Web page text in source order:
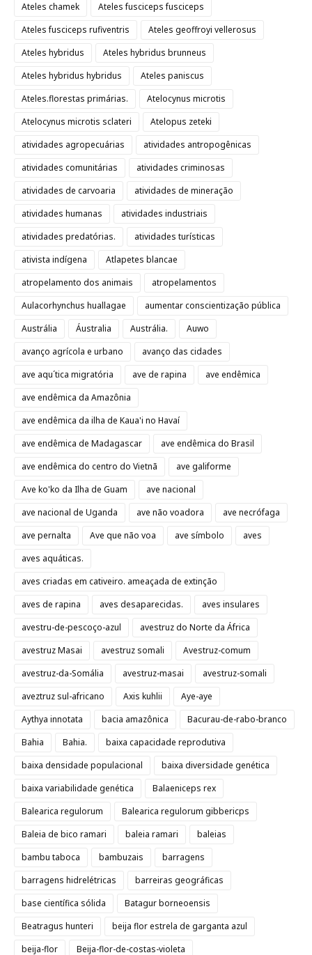
Ateles chamek
Ateles fusciceps fusciceps
Ateles fusciceps rufiventris
Ateles geoffroyi vellerosus
Ateles hybridus
Ateles hybridus brunneus
Ateles hybridus hybridus
Ateles paniscus
Ateles.florestas primárias.
Atelocynus microtis
Atelocynus microtis sclateri
Atelopus zeteki
atividades agropecuárias
atividades antropogênicas
atividades comunitárias
atividades criminosas
atividades de carvoaria
atividades de mineração
atividades humanas
atividades industriais
atividades predatórias.
atividades turísticas
ativista indígena
Atlapetes blancae
atropelamento dos animais
atropelamentos
Aulacorhynchus huallagae
aumentar conscientização pública
Austrália
Áustralia Austrália.
Auwo
avanço agrícola e urbano
avanço das cidades
ave aqu´tica migratória
ave de rapina
ave endêmica
ave endêmica da Amazônia
ave endêmica da ilha de Kaua'i no Havaí
ave endêmica de Madagascar
ave endêmica do Brasil
ave endêmica do centro do Vietnã
ave galiforme
Ave ko'ko da Ilha de Guam
ave nacional
ave nacional de Uganda
ave não voadora
ave necrófaga
ave pernalta
Ave que não voa ave símbolo
aves
aves aquáticas.
aves criadas em cativeiro. ameaçada de extinção
aves de rapina
aves desaparecidas.
aves insulares
avestru-de-pescoço-azul
avestruz do Norte da África
avestruz Masai
avestruz somali
Avestruz-comum
avestruz-da-Somália
avestruz-masai
avestruz-somali
aveztruz sul-africano
Axis kuhlii
Aye-aye
Aythya innotata
bacia amazônica
Bacurau-de-rabo-branco
Bahia
Bahia.
baixa capacidade reprodutiva
baixa densidade populacional
baixa diversidade genética
baixa variabilidade genética
Balaeniceps rex
Balearica regulorum
Balearica regulorum gibbericps
Baleia de bico ramari
baleia ramari
baleias
bambu taboca
bambuzais
barragens
barragens hidrelétricas
barreiras geográficas
base científica sólida
Batagur borneoensis
Beatragus hunteri
beija flor estrela de garganta azul
beija-flor
Beija-flor-de-costas-violeta